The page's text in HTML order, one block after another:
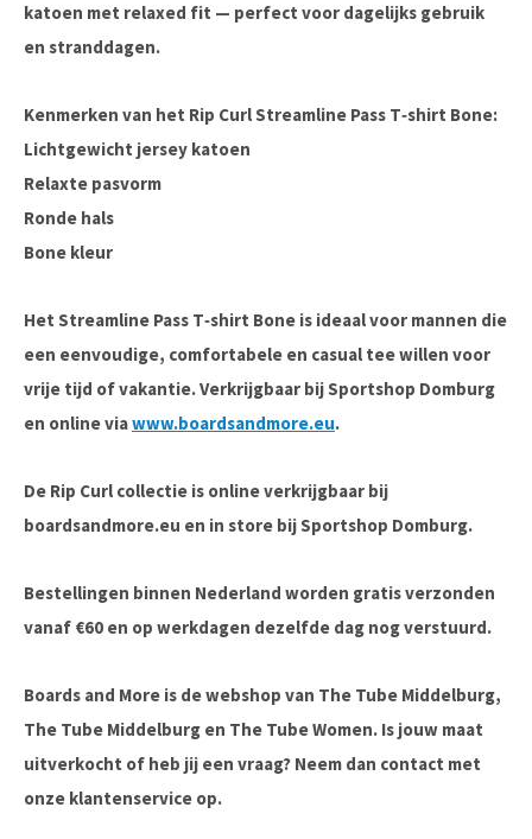
katoen met relaxed fit — perfect voor dagelijks gebruik
en stranddagen.
Kenmerken van het Rip Curl Streamline Pass T‑shirt Bone:
Lichtgewicht jersey katoen
Relaxte pasvorm
Ronde hals
Bone kleur
Het Streamline Pass T‑shirt Bone is ideaal voor mannen die
een eenvoudige, comfortabele en casual tee willen voor
vrije tijd of vakantie. Verkrijgbaar bijSportshop Domburg
en online viawww.boardsandmore.eu.
De Rip Curl collectie is online verkrijgbaar bij
boardsandmore.eu en in store bij Sportshop Domburg.
Bestellingen binnen Nederland worden gratis verzonden
vanaf €60 en op werkdagen dezelfde dag nog verstuurd.
Boards and More is de webshop van The Tube Middelburg,
The Tube Middelburg en The Tube Women. Is jouw maat
uitverkocht of heb jij een vraag? Neem dan contact met
onze klantenservice op.